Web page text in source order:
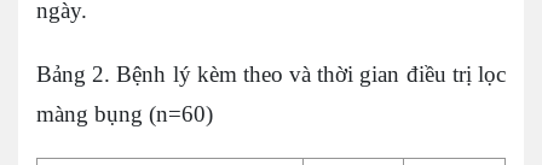
ngày.
Bảng 2. Bệnh lý kèm theo và thời gian điều trị lọc
màng bụng (n=60)